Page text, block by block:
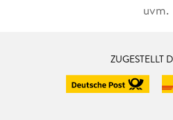
uvm.
ZUGESTELLT